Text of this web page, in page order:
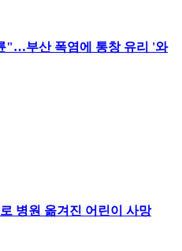
"…부산 폭염에 통창 유리 '와
병원 옮겨진 어린이 사망